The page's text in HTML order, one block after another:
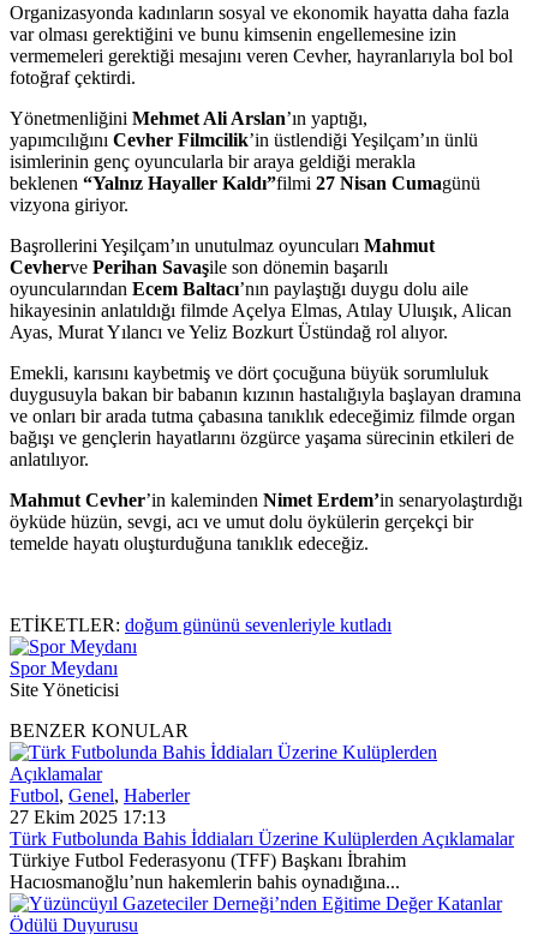
Organizasyonda kadınların sosyal ve ekonomik hayatta daha fazla
var olması gerektiğini ve bunu kimsenin engellemesine izin
vermemeleri gerektiği mesajını veren Cevher, hayranlarıyla bol bol
fotoğraf çektirdi.
Yönetmenliğini Mehmet Ali Arslan’ın yaptığı,
yapımcılığını Cevher Filmcilik’in üstlendiği Yeşilçam’ın ünlü
isimlerinin genç oyuncularla bir araya geldiği merakla
beklenen “Yalnız Hayaller Kaldı”filmi 27 Nisan Cumagünü
vizyona giriyor.
Başrollerini Yeşilçam’ın unutulmaz oyuncuları Mahmut
Cevherve Perihan Savaşile son dönemin başarılı
oyuncularından Ecem Baltacı’nın paylaştığı duygu dolu aile
hikayesinin anlatıldığı filmde Açelya Elmas, Atılay Uluışık, Alican
Ayas, Murat Yılancı ve Yeliz Bozkurt Üstündağ rol alıyor.
Emekli, karısını kaybetmiş ve dört çocuğuna büyük sorumluluk
duygusuyla bakan bir babanın kızının hastalığıyla başlayan dramına
ve onları bir arada tutma çabasına tanıklık edeceğimiz filmde organ
bağışı ve gençlerin hayatlarını özgürce yaşama sürecinin etkileri de
anlatılıyor.
Mahmut Cevher’in kaleminden Nimet Erdem’in senaryolaştırdığı
öyküde hüzün, sevgi, acı ve umut dolu öykülerin gerçekçi bir
temelde hayatı oluşturduğuna tanıklık edeceğiz.
ETİKETLER: doğum gününü sevenleriyle kutladı
Spor Meydanı
Site Yöneticisi
BENZER KONULAR
Futbol, Genel, Haberler
27 Ekim 2025 17:13
Türk Futbolunda Bahis İddiaları Üzerine Kulüplerden Açıklamalar
Türkiye Futbol Federasyonu (TFF) Başkanı İbrahim
Hacıosmanoğlu’nun hakemlerin bahis oynadığına...